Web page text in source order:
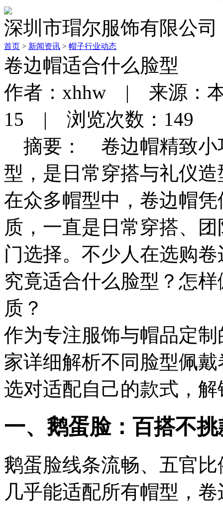
工
深圳市瑁尔服饰有限公司
首页 > 新闻资讯 > 帽子行业动态
卷边帽适合什么脸型
作者：xhhw | 来源：
15 | 浏览次数：149
摘要：
卷边帽精致小
型，是日常穿搭与礼仪
在众多帽型中，卷边帽
质，一直是日常穿搭、
门选择。不少人在选购
究竟适合什么脸型？怎
质？
作为专注服饰与帽品定
家详细解析不同脸型佩
选对适配自己的款式，
一、鹅蛋脸：百搭不
鹅蛋脸线条流畅、五官
几乎能适配所有帽型，